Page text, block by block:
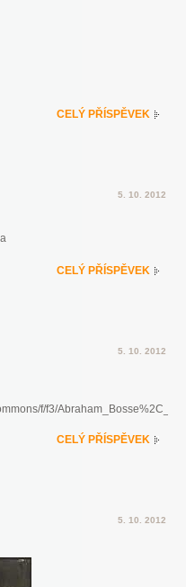
CELÝ PŘÍSPĚVEK
5. 10. 2012
CELÝ PŘÍSPĚVEK
5. 10. 2012
CELÝ PŘÍSPĚVEK
5. 10. 2012